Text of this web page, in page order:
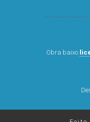
Obra baixo